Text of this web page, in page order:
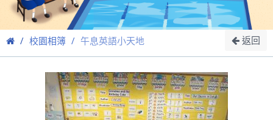
校園相簿 午息英語小天地 返回